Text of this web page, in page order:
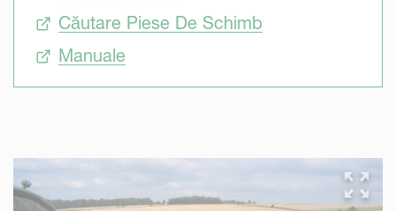
Căutare Piese De Schimb
Manuale